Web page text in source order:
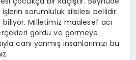
sorumluluk silsilesi bellidir.
Milletimiz maalesef acı
gördü ve görmeye
canı yanmış insanlarımızı bu